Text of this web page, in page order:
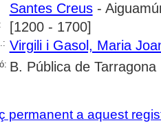
Santes Creus-
[1200 - 1700]
Virgili i Gasol, Maria
B. Pública de Tarragona
permanent a aquest